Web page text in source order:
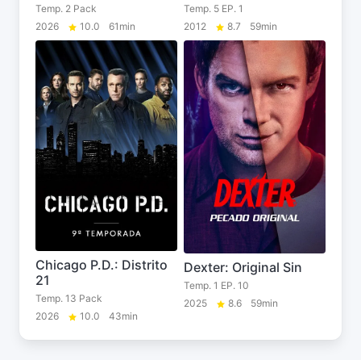
Temp. 2 Pack
2026
10.0 61min
Temp. 5 EP. 1
2012
8.7 59min
Chicago P.D.: Distrito
21
Temp. 13 Pack
2026
10.0 43min
Dexter: Original Sin
Temp. 1 EP. 10
2025
8.6 59min